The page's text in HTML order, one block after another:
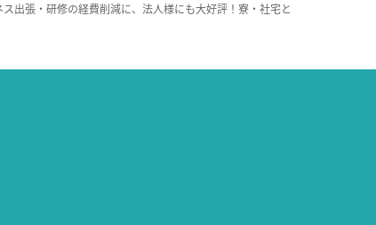
出張・研修の経費削減に、法人様にも大好評！寮・社宅と